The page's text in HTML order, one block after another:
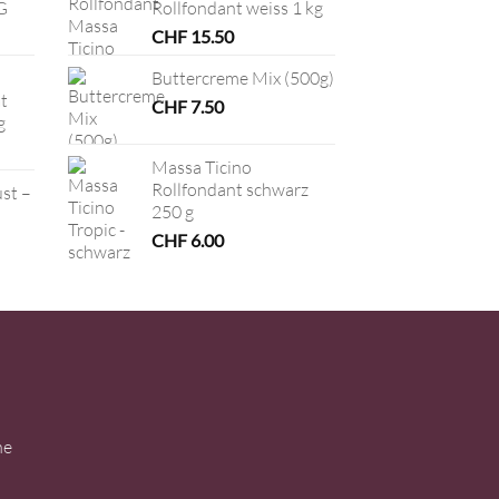
–
Rollfondant weiss 1 kg
CHF15.50
Buttercreme Mix (500g)
CHF7.50
Massa Ticino
Rollfondant schwarz
250 g
CHF6.00